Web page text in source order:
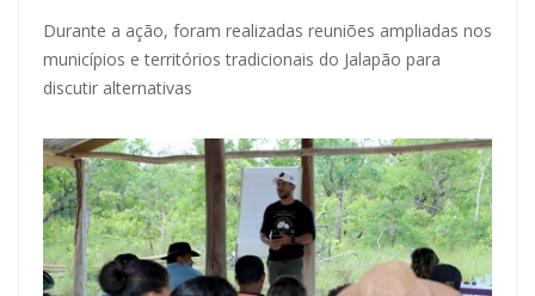
Durante a ação, foram realizadas reuniões ampliadas nos
municípios e territórios tradicionais do Jalapão para
discutir alternativas